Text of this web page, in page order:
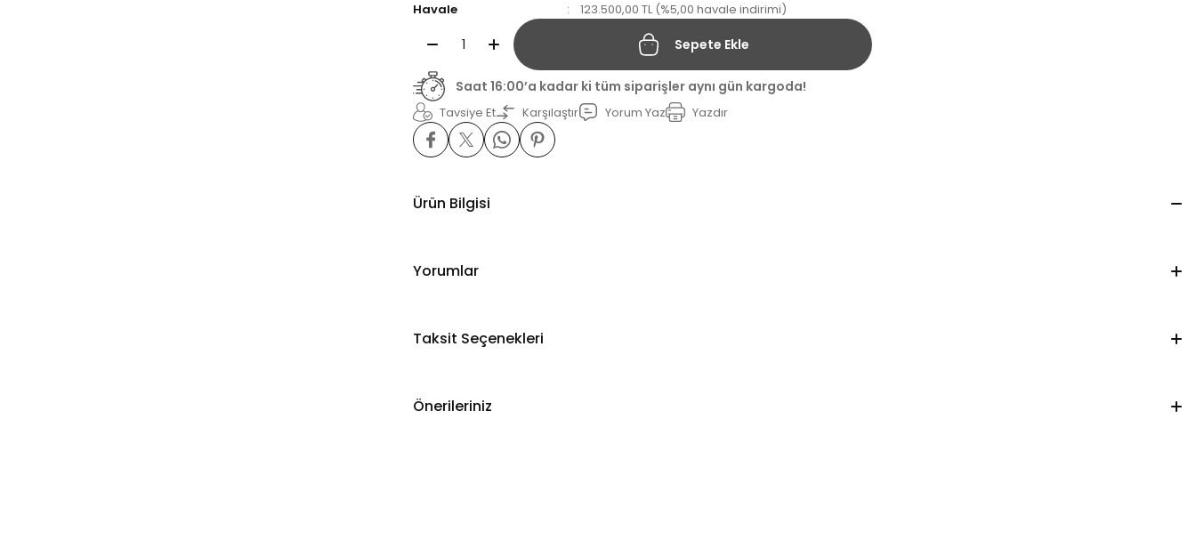
Havale
123.500,00 TL (%5,00 havale indirimi)
Sepete Ekle
Saat 16:00’a kadar ki tüm siparişler aynı gün kargoda!
Tavsiye Et Karşılaştır Yorum Yaz Yazdır
Ürün Bilgisi
Yorumlar
Taksit Seçenekleri
Önerileriniz